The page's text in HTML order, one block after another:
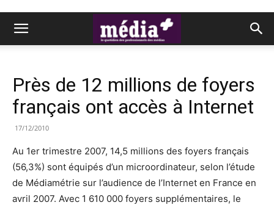
Près de 12 millions de foyers
français ont accès à Internet
17/12/2010
Au 1er trimestre 2007, 14,5 millions des foyers français
(56,3%) sont équipés d’un microordinateur, selon l’étude
de Médiamétrie sur l’audience de l’Internet en France en
avril 2007. Avec 1 610 000 foyers supplémentaires, le